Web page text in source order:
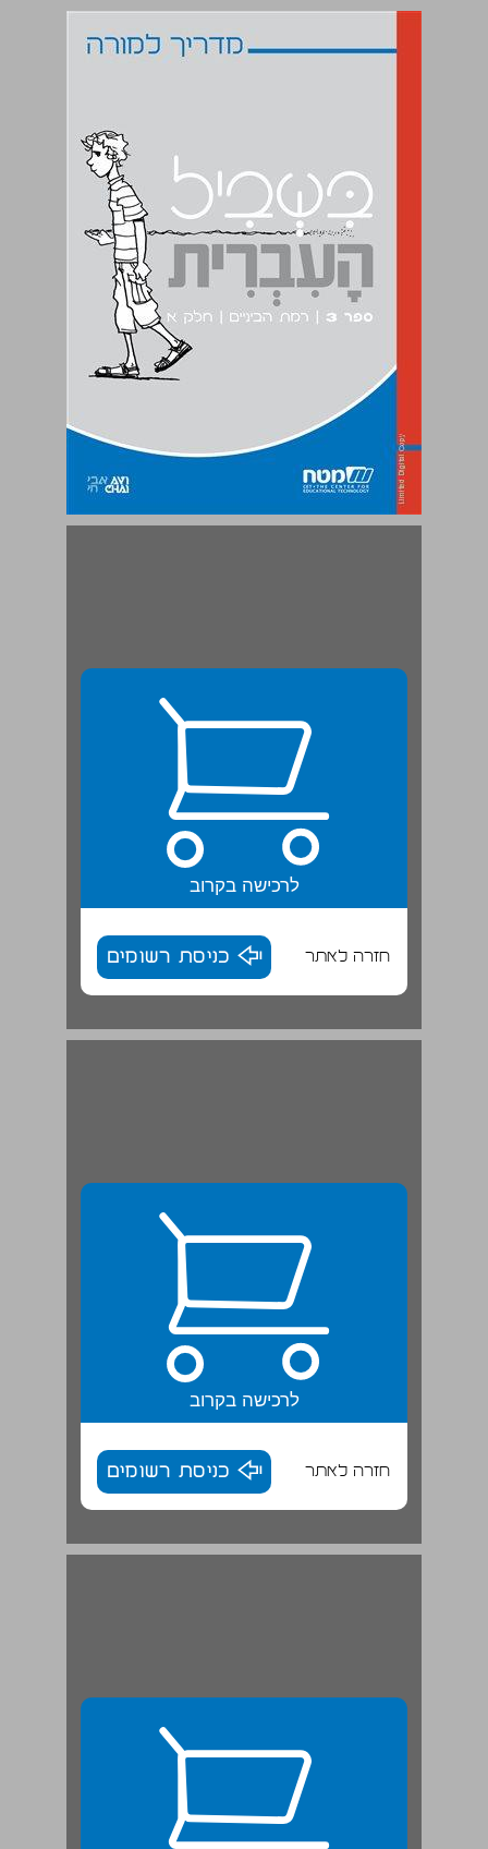
מדריך למורה - בשביל העברית 3 ... 0
הספר לתלמיד בשילוב המדריך למורה ... 1
לרכישה בקרוב
חזרה לאתר כניסת רשומים
לרכישה בקרוב
חזרה לאתר כניסת רשומים
תוכן העניינים - לספר לתלמיד ... 3